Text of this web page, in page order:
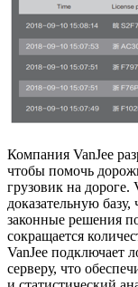
Компания VanJee
чтобы помочь
грузовик на дороге.
доказательную
законные решения
сокращается
VanJee подключает
серверу, что